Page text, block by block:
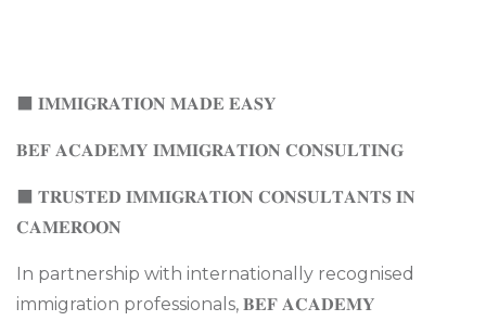
⬛ 𝐈𝐌𝐌𝐈𝐆𝐑𝐀𝐓𝐈𝐎𝐍 𝐌𝐀𝐃𝐄 𝐄𝐀𝐒𝐘
𝐁𝐄𝐅 𝐀𝐂𝐀𝐃𝐄𝐌𝐘 𝐈𝐌𝐌𝐈𝐆𝐑𝐀𝐓𝐈𝐎𝐍 𝐂𝐎𝐍𝐒𝐔𝐋𝐓𝐈𝐍𝐆
⬛ 𝐓𝐑𝐔𝐒𝐓𝐄𝐃 𝐈𝐌𝐌𝐈𝐆𝐑𝐀𝐓𝐈𝐎𝐍 𝐂𝐎𝐍𝐒𝐔𝐋𝐓𝐀𝐍𝐓𝐒 𝐈𝐍
𝐂𝐀𝐌𝐄𝐑𝐎𝐎𝐍
In partnership with internationally recognised
immigration professionals, 𝐁𝐄𝐅 𝐀𝐂𝐀𝐃𝐄𝐌𝐘